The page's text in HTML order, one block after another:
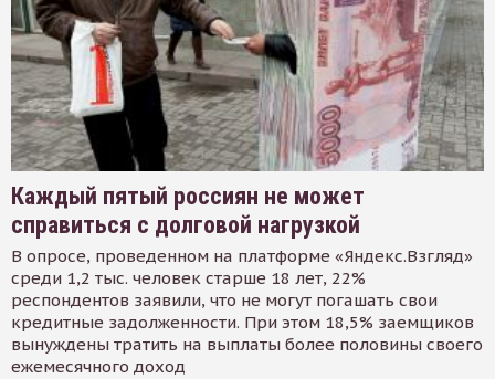
Каждый пятый россиян не может
справиться с долговой нагрузкой
В опросе, проведенном на платформе «Яндекс.Взгляд»
среди 1,2 тыс. человек старше 18 лет, 22%
респондентов заявили, что не могут погашать свои
кредитные задолженности. При этом 18,5% заемщиков
вынуждены тратить на выплаты более половины своего
ежемесячного доход